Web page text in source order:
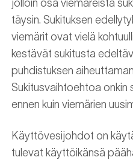
jolloin osa viemäreistä
täysin. Sukituksen
viemärit ovat vielä
kestävät sukitusta
puhdistuksen
Sukitusvaihtoehtoa
ennen kuin viemärien
Käyttövesijohdot on
tulevat käyttöikänsä